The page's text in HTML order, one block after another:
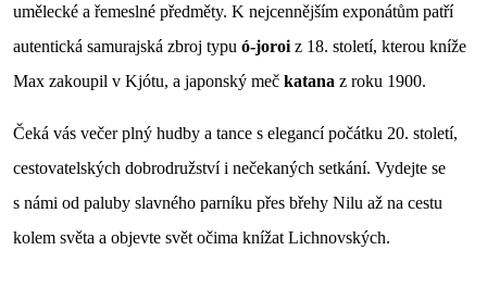
umělecké a řemeslné předměty. K nejcennějším exponátům patří
autentická samurajská zbroj typu ó-joroi z 18. století, kterou kníže
Max zakoupil v Kjótu, a japonský meč katana z roku 1900.
Čeká vás večer plný hudby a tance s elegancí počátku 20. století,
cestovatelských dobrodružství i nečekaných setkání. Vydejte se
s námi od paluby slavného parníku přes břehy Nilu až na cestu
kolem světa a objevte svět očima knížat Lichnovských.